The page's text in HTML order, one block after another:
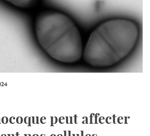
peut affecter